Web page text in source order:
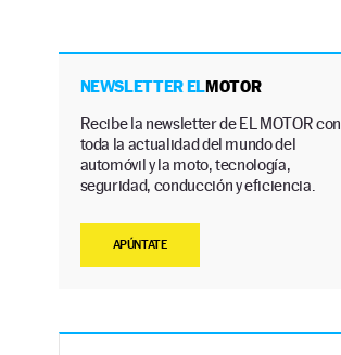
NEWSLETTER ELMOTOR
Recibe la newsletter de EL MOTOR con
toda la actualidad del mundo del
automóvil y la moto, tecnología,
seguridad, conducción y eficiencia.
APÚNTATE